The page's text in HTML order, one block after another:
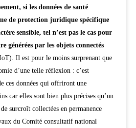
si les données de santé
de protection juridique spécifique
sensible, tel n’est pas le cas pour
générées par les objets connectés
IoT). Il est pour le moins surprenant que
d’une telle réflexion : c’est
ces données qui offriront une
car elles sont bien plus précises qu’un
surcroît collectées en permanence
du Comité consultatif national